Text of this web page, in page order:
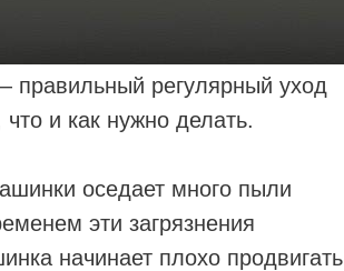
регулярный уход
и как нужно делать.
оседает много пыли
эти загрязнения
начинает плохо продвигать